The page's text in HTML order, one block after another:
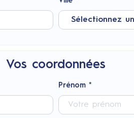
Vos coordonnées
Prénom *